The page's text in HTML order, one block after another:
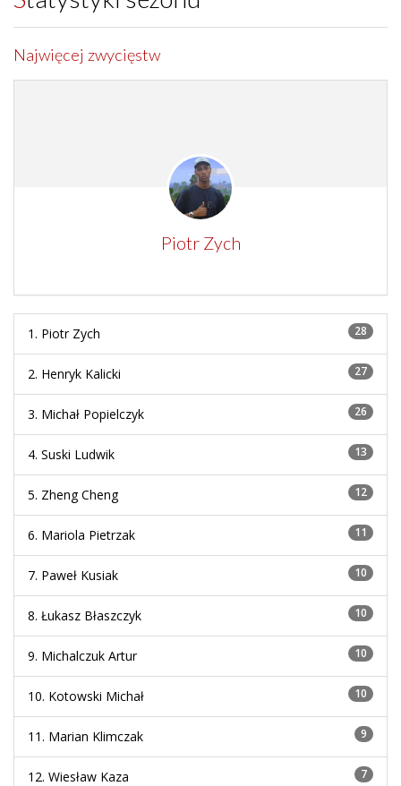
Najwięcej zwycięstw
Piotr Zych
1. Piotr Zych 28
2. Henryk Kalicki 27
3. Michał Popielczyk 26
4. Suski Ludwik 13
5. Zheng Cheng 12
6. Mariola Pietrzak 11
7. Paweł Kusiak 10
8. Łukasz Błaszczyk 10
9. Michalczuk Artur 10
10. Kotowski Michał 10
11. Marian Klimczak 9
12. Wiesław Kaza 7